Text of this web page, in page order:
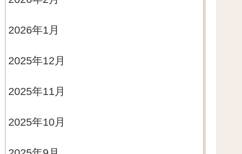
2026年1月
2025年12月
2025年11月
2025年10月